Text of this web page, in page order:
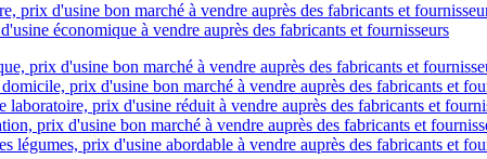
prix d'usine bon marché à vendre auprès des fabricants et
économique à vendre auprès des fabricants et fournisseurs
prix d'usine bon marché à vendre auprès des fabricants et
prix d'usine bon marché à vendre auprès des fabricants et
prix d'usine réduit à vendre auprès des fabricants et
prix d'usine bon marché à vendre auprès des fabricants et
légumes, prix d'usine abordable à vendre auprès des fabricants et